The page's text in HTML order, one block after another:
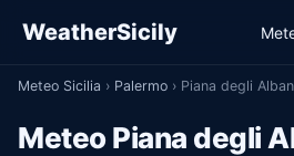
WeatherSicily
Meteo Sicilia › Palermo › Piana degli
Meteo Piana degli